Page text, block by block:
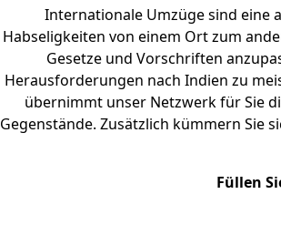
Internationale Umzüge sind eine
Habseligkeiten von einem Ort zum
Gesetze und Vorschriften
Herausforderungen nach Indien zu
übernimmt unser Netzwerk für Sie
Gegenstände. Zusätzlich kümmern Sie
Füllen